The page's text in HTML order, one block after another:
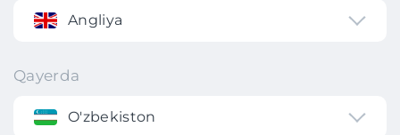
Angliya
Qayerda
O'zbekiston